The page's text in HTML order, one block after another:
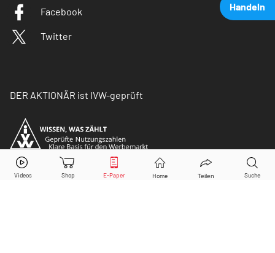
Handeln
BASF Aktie jetzt handeln?
Facebook
Twitter
DER AKTIONÄR ist IVW-geprüft